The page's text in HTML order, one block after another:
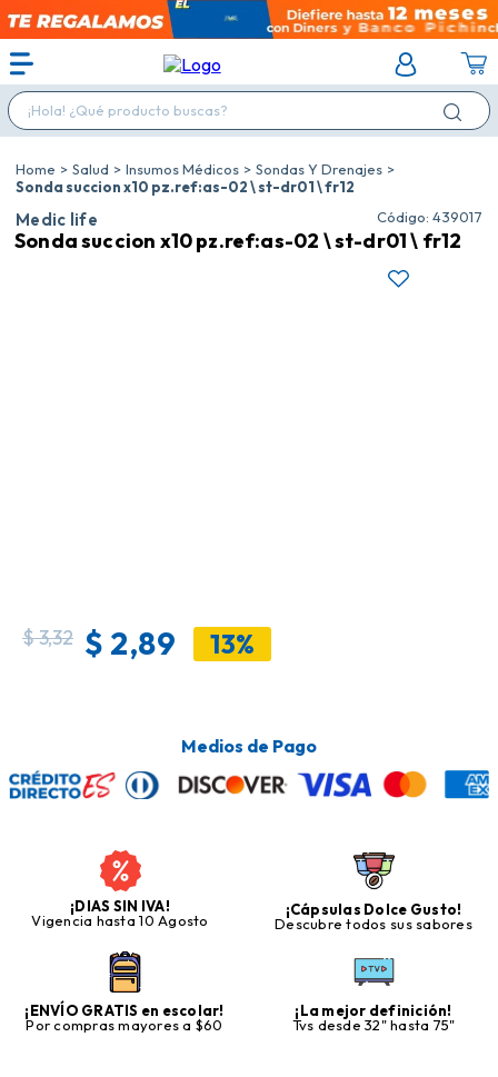
¡Hola! ¿Qué producto buscas?
Salud Insumos Médicos
Sondas Y Drenajes
Sonda succion x10 pz.ref:as-02 \ st-dr01 \ fr12
Medic life : 439017
Sonda succion x10 pz.ref:as-02 \ st-dr01 \ fr12
$3,32 $ 2,89 13%
Medios de Pago
¡DIAS SIN IVA!
Vigencia hasta 10 Agosto
¡Cápsulas Dolce Gusto!
Descubre todos sus sabores
¡ENVÍO GRATIS en escolar!
Por compras mayores a $60
¡La mejor definición!
Tvs desde 32" hasta 75"